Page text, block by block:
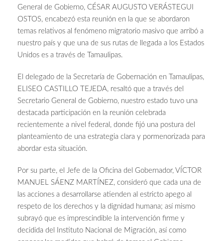
General de Gobierno, CÉSAR AUGUSTO VERÁSTEGUI
OSTOS, encabezó esta reunión en la que se abordaron
temas relativos al fenómeno migratorio masivo que arribó a
nuestro país y que una de sus rutas de llegada a los Estados
Unidos es a través de Tamaulipas.
El delegado de la Secretaría de Gobernación en Tamaulipas,
ELISEO CASTILLO TEJEDA, resaltó que a través del
Secretario General de Gobierno, nuestro estado tuvo una
destacada participación en la reunión celebrada
recientemente a nivel federal, donde fijó una postura del
planteamiento de una estrategia clara y pormenorizada para
abordar esta situación.
Por su parte, el Jefe de la Oficina del Gobernador, VÍCTOR
MANUEL SÁENZ MARTÍNEZ, consideró que cada una de
las acciones a desarrollarse atienden al estricto apego al
respeto de los derechos y la dignidad humana; así mismo
subrayó que es imprescindible la intervención firme y
decidida del Instituto Nacional de Migración, así como